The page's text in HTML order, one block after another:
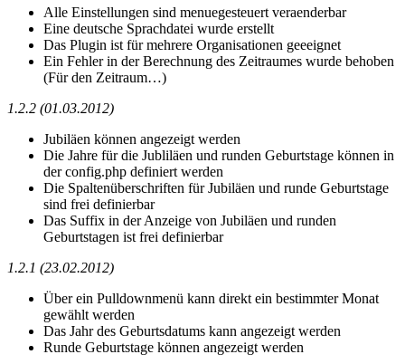
Alle Einstellungen sind menuegesteuert veraenderbar
Eine deutsche Sprachdatei wurde erstellt
Das Plugin ist für mehrere Organisationen geeeignet
Ein Fehler in der Berechnung des Zeitraumes wurde behoben
(Für den Zeitraum…)
1.2.2 (01.03.2012)
Jubiläen können angezeigt werden
Die Jahre für die Jubliläen und runden Geburtstage können in
der config.php definiert werden
Die Spaltenüberschriften für Jubiläen und runde Geburtstage
sind frei definierbar
Das Suffix in der Anzeige von Jubiläen und runden
Geburtstagen ist frei definierbar
1.2.1 (23.02.2012)
Über ein Pulldownmenü kann direkt ein bestimmter Monat
gewählt werden
Das Jahr des Geburtsdatums kann angezeigt werden
Runde Geburtstage können angezeigt werden